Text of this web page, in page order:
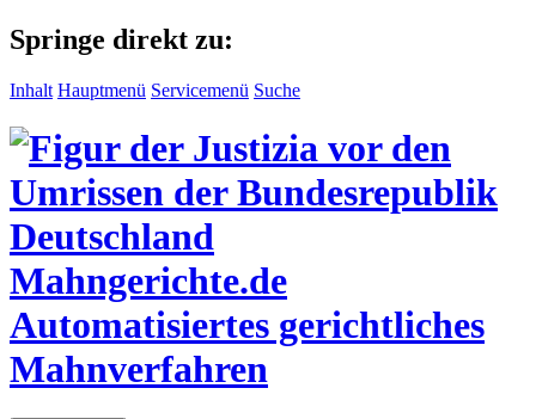
Springe direkt zu:
Inhalt Hauptmenü Servicemenü Suche
Mahngerichte.de
Automatisiertes gerichtliches
Mahnverfahren